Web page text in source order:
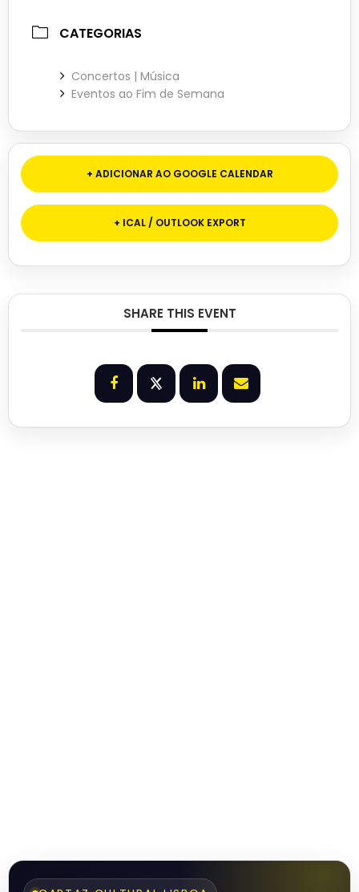
CATEGORIAS
Concertos | Música
Eventos ao Fim de Semana
+ ADICIONAR AO GOOGLE CALENDAR
+ ICAL / OUTLOOK EXPORT
SHARE THIS EVENT